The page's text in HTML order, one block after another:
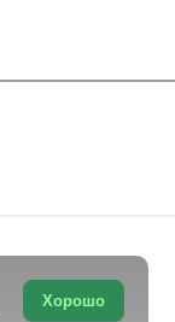
Хорошо